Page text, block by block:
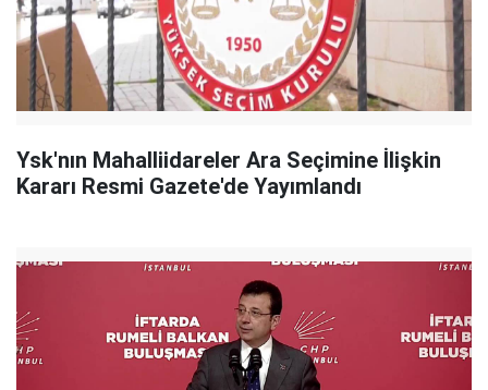
Ysk'nın Mahalliidareler Ara Seçimine İlişkin
Kararı Resmi Gazete'de Yayımlandı